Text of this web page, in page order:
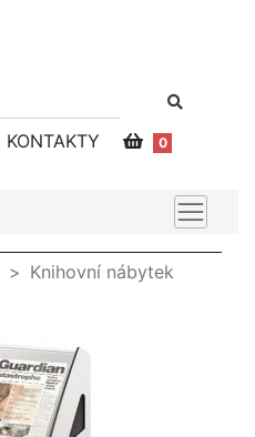
KONTAKTY 0
Knihovní nábytek